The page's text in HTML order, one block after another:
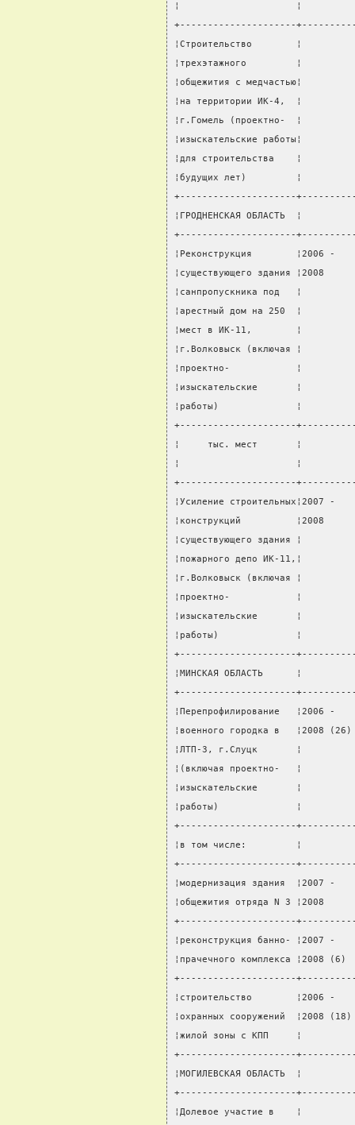
¦                     ¦
+---------------------
¦Строительство        ¦
¦трехэтажного
¦общежития с
¦на территории ИК-4,
¦г.Гомель (проектно-
¦изыскательские
¦для строительства
¦будущих лет)         ¦
+---------------------
¦ГРОДНЕНСКАЯ ОБЛАСТЬ
+---------------------
¦Реконструкция
¦существующего
¦санпропускника под
¦арестный дом на 250
¦мест в ИК-11,        ¦
¦г.Волковыск
¦проектно-            ¦
¦изыскательские
¦работы)              ¦
+---------------------
¦     тыс. мест       ¦
¦                     ¦
+---------------------
¦Усиление
¦конструкций
¦существующего
¦пожарного депо ИК-
¦г.Волковыск
¦проектно-            ¦
¦изыскательские
¦работы)              ¦
+---------------------
¦МИНСКАЯ ОБЛАСТЬ      ¦
+---------------------
¦Перепрофилирование
¦военного городка в
¦ЛТП-3, г.Слуцк       ¦
¦(включая проектно-
¦изыскательские
¦работы)              ¦
+---------------------
¦в том числе:         ¦
+---------------------
¦модернизация здания
¦общежития отряда N
+---------------------
¦реконструкция банно-
¦прачечного
+---------------------
¦строительство
¦охранных сооружений
¦жилой зоны с КПП
+---------------------
¦МОГИЛЕВСКАЯ ОБЛАСТЬ
+---------------------
¦Долевое участие в